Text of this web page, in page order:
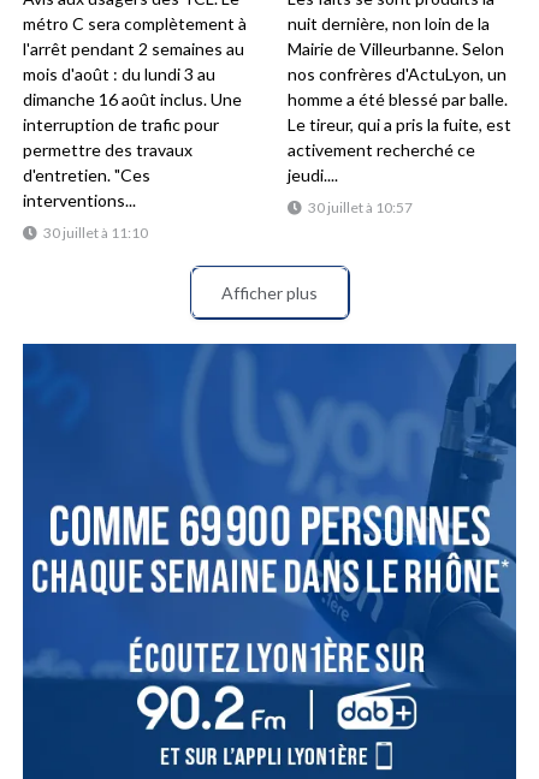
30 juillet à 11:10
métro C sera complètement à
l'arrêt pendant 2 semaines au
mois d'août : du lundi 3 au
dimanche 16 août inclus. Une
interruption de trafic pour
permettre des travaux
d'entretien. "Ces
interventions...
30 juillet à 10:57
nuit dernière, non loin de la
Mairie de Villeurbanne. Selon
nos confrères d'ActuLyon, un
homme a été blessé par balle.
Le tireur, qui a pris la fuite, est
activement recherché ce
jeudi....
Afficher plus